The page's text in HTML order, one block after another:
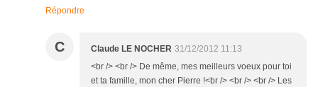
Répondre
C Claude LE NOCHER 31/12/2012 11:13
<br /> <br /> De même, mes meilleurs voeux pour toi
et ta famille, mon cher Pierre !<br /> <br /> <br /> Les